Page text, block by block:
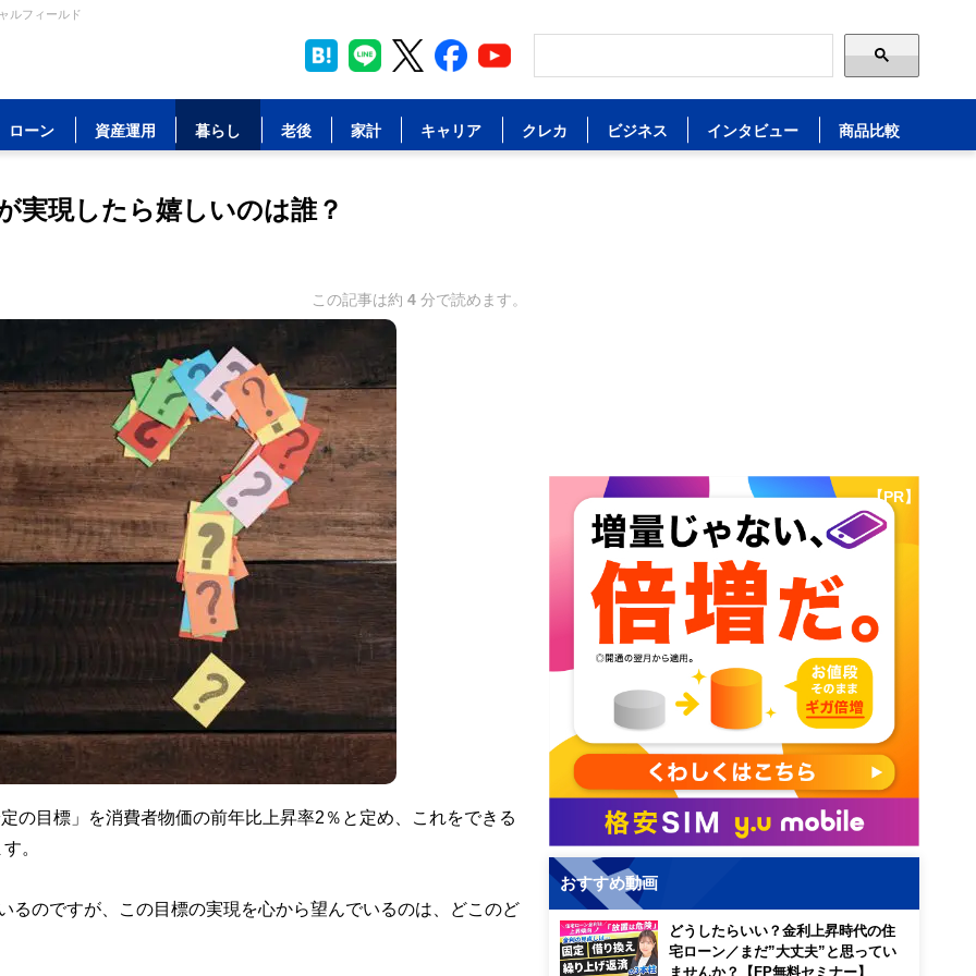
ルフィールド
ローン 資産運用 暮らし 老後 家計 キャリア クレカ ビジネス インタビュー 商品比較
実現したら嬉しいのは誰？
この記事は約 4 分で読めます。
の目標」を消費者物価の前年比上昇率2％と定め、これをできる
。
るのですが、この目標の実現を心から望んでいるのは、どこのど
【PR】
おすすめ動画
どうしたらいい？金利上昇時代の住
宅ローン／まだ”大丈夫”と思ってい
ませんか？【FP無料セミナー】